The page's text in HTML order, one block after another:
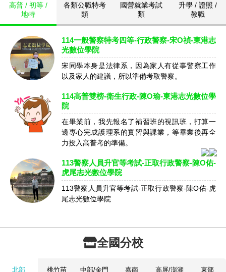
高普 / 初等 /
地特
各類公職特考
類
國營就業考試
類
升學 / 證照 /
教職
114一般警察特考四等-行政警察-宋O禎-東港志
光數位學院
宋同學本身是法律系，因為家人有從事警察工作
以及家人的建議，所以準備考取警察。
114高普雙榜-衛生行政-陳O瑜-東港志光數位學
院
在畢業前，我先報名了補習班的視訊班，打算一
邊專心完成護理系的實習與課業，等畢業後再全
力投入高普考的準備。
113警察人員升官等考試-正取行政警察-陳O佑-
虎尾志光數位學院
113警察人員升官等考試-正取行政警察-陳O佑-虎
尾志光數位學院
全國分校
北部 桃竹苗 中部/金門 嘉南 高屏/澎湖 東部